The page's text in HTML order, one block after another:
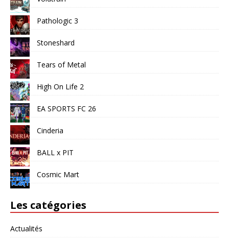
Pathologic 3
Stoneshard
Tears of Metal
High On Life 2
EA SPORTS FC 26
Cinderia
BALL x PIT
Cosmic Mart
Les catégories
Actualités